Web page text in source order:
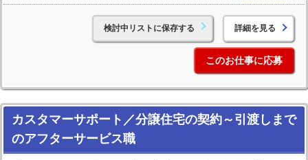
検討中リストに保存する 詳細を見る
このお仕事に応募
カスタマーサポート／分譲住宅の契約～引渡しまで
のアフターサービス職